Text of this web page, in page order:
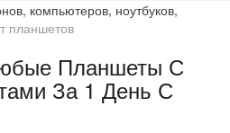
компьютеров, ноутбуков,
планшетов
Планшеты С
За 1 День С